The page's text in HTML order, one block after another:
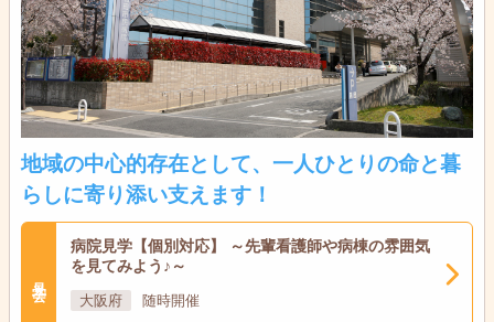
地域の中心的存在として、一人ひとりの命と暮
らしに寄り添い支えます！
病院見学【個別対応】 ～先輩看護師や病棟の雰囲気
を見てみよう♪～
大阪府 随時開催